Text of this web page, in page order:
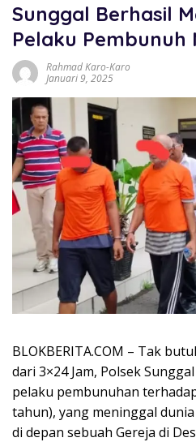
Sunggal Berhasil
Pelaku Pembunuh
Rahmad Karo-Karo
Januari 9, 2025
BLOKBERITA.COM – Tak
dari 3×24 Jam, Polsek
pelaku pembunuhan
tahun), yang meninggal
di depan sebuah Gereja di